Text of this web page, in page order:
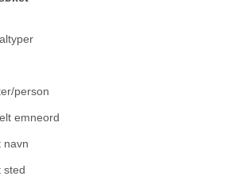
person
emneord
navn
sted